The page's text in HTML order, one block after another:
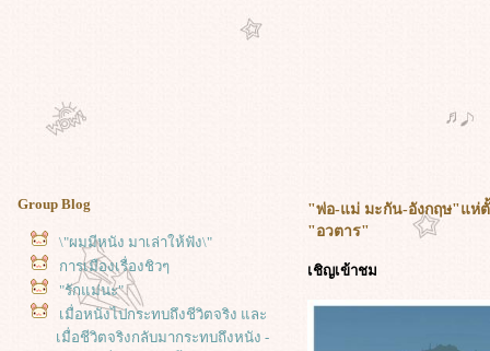
Group Blog
\"ผมมีหนัง มาเล่าให้ฟัง\"
การเมืองเรื่องชิวๆ
"รักแม่นะ"
เมื่อหนังไปกระทบถึงชีวิตจริง และ
เมื่อชีวิตจริงกลับมากระทบถึงหนัง -
"พ่อ-แม่ มะกัน-อังกฤษ"แห่
"อวตาร"
เชิญเข้าชม